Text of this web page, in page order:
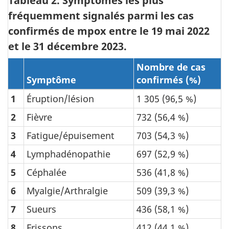
fréquemment signalés parmi les cas
confirmés de mpox entre le 19 mai 2022
et le 31 décembre 2023.
Symptôme
Nombre de cas
confirmés (%)
1
Éruption/lésion
1 305 (96,5 %)
2
Fièvre
732 (56,4 %)
3
Fatigue/épuisement
703 (54,3 %)
4
Lymphadénopathie
697 (52,9 %)
5
Céphalée
536 (41,8 %)
6
Myalgie/Arthralgie
509 (39,3 %)
7
Sueurs
436 (58,1 %)